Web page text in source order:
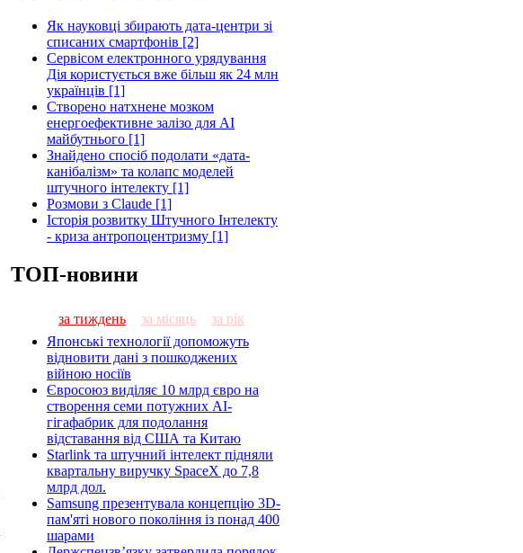
Як науковці збирають дата-центри зі
списаних смартфонів [2]
Сервісом електронного урядування
Дія користується вже більш як 24 млн
українців [1]
Створено натхнене мозком
енергоефективне залізо для AI
майбутнього [1]
Знайдено спосіб подолати «дата-
канібалізм» та колапс моделей
штучного інтелекту [1]
Розмови з Claude [1]
Історія розвитку Штучного Інтелекту
- криза антропоцентризму [1]
ТОП-новини
за тиждень за місяць
за рік
Японські технології допоможуть
відновити дані з пошкоджених
війною носіїв
Євросоюз виділяє 10 млрд євро на
створення семи потужних AI-
гігафабрик для подолання
відставання від США та Китаю
Starlink та штучний інтелект підняли
квартальну виручку SpaceX до 7,8
млрд дол.
Samsung презентувала концепцію 3D-
пам'яті нового покоління із понад 400
шарами